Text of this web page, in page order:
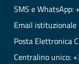
SMS e
Email istituzionale
Posta Elettronica
Centralino unico: